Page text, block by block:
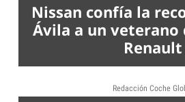
Nissan confía la
Ávila a un
Renault
Redacción Coche